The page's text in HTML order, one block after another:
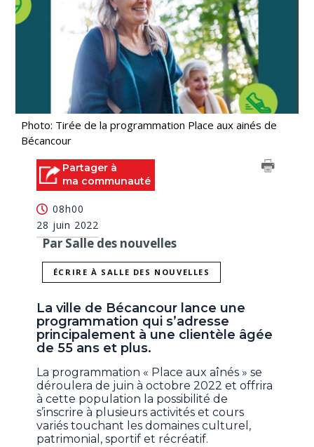
Photo: Tirée de la programmation Place aux ainés de
Bécancour
Partager à
ma communauté
08h00
28 juin 2022
Par Salle des nouvelles
ÉCRIRE À SALLE DES NOUVELLES
La ville de Bécancour lance une
programmation qui s’adresse
principalement à une clientèle âgée
de 55 ans et plus.
La programmation « Place aux aînés » se
déroulera de juin à octobre 2022 et offrira
à cette population la possibilité de
s’inscrire à plusieurs activités et cours
variés touchant les domaines culturel,
patrimonial, sportif et récréatif.